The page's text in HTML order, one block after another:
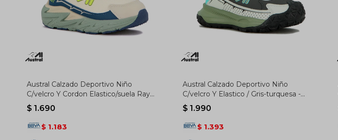
Austral Calzado Deportivo Niño
C/velcro Y Cordon Elastico/suela Rayo
/ Blanco-azul - Blanco-azul
$ 1.690
$ 1.183
Austral Calzado Deportivo Niño
C/velcro Y Elastico / Gris-turquesa -
Gris-turquesa
$ 1.990
$ 1.393